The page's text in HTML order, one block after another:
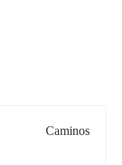
Caminos